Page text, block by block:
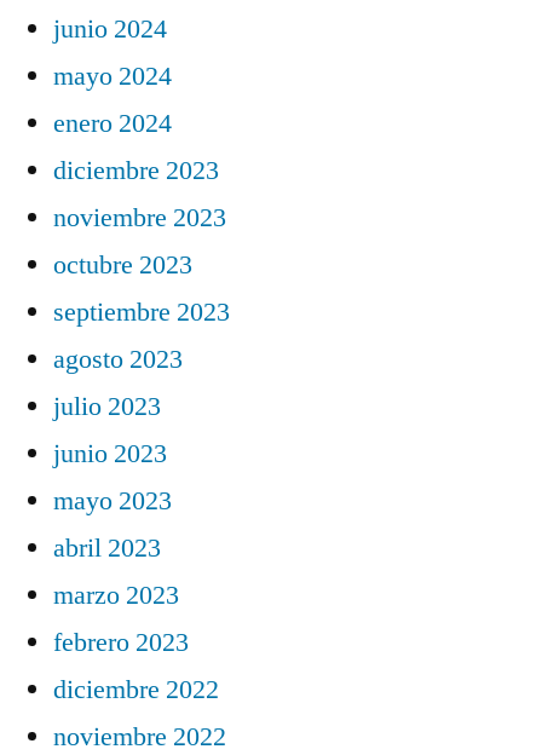
junio 2024
mayo 2024
enero 2024
diciembre 2023
noviembre 2023
octubre 2023
septiembre 2023
agosto 2023
julio 2023
junio 2023
mayo 2023
abril 2023
marzo 2023
febrero 2023
diciembre 2022
noviembre 2022